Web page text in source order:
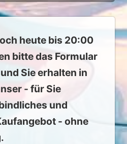
heute bis 20:00
bitte das Formular
Sie erhalten in
- für Sie
und
- ohne